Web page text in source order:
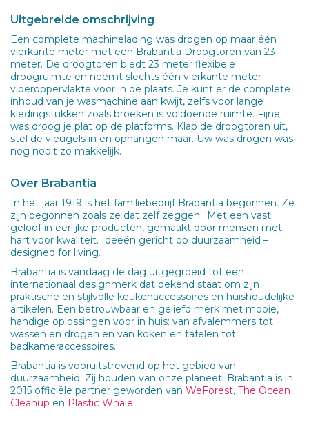
Uitgebreide omschrijving
Een complete machinelading was drogen op maar één
vierkante meter met een Brabantia Droogtoren van 23
meter. De droogtoren biedt 23 meter flexibele
droogruimte en neemt slechts één vierkante meter
vloeroppervlakte voor in de plaats. Je kunt er de complete
inhoud van je wasmachine aan kwijt, zelfs voor lange
kledingstukken zoals broeken is voldoende ruimte. Fijne
was droog je plat op de platforms. Klap de droogtoren uit,
stel de vleugels in en ophangen maar. Uw was drogen was
nog nooit zo makkelijk.
Over Brabantia
In het jaar 1919 is het familiebedrijf Brabantia begonnen. Ze
zijn begonnen zoals ze dat zelf zeggen: 'Met een vast
geloof in eerlijke producten, gemaakt door mensen met
hart voor kwaliteit. Ideeën gericht op duurzaamheid –
designed for living.'
Brabantia is vandaag de dag uitgegroeid tot een
internationaal designmerk dat bekend staat om zijn
praktische en stijlvolle keukenaccessoires en huishoudelijke
artikelen. Een betrouwbaar en geliefd merk met mooie,
handige oplossingen voor in huis: van afvalemmers tot
wassen en drogen en van koken en tafelen tot
badkameraccessoires.
Brabantia is vooruitstrevend op het gebied van
duurzaamheid. Zij houden van onze planeet! Brabantia is in
2015 officiële partner geworden van WeForest, The Ocean
Cleanup en Plastic Whale.